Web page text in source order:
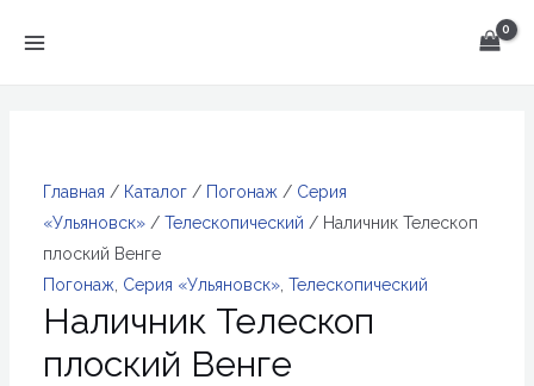
Главная / Каталог/ Погонаж / Серия
«Ульяновск»/ Телескопический / Наличник Телескоп
плоский Венге
Погонаж Серия «Ульяновск», Телескопический
Наличник Телескоп
плоский Венге